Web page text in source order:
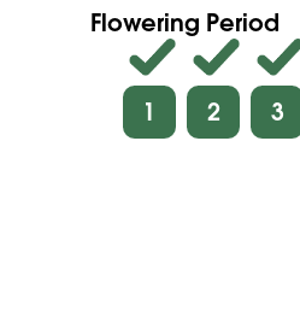
Flowering Period
1 2 3